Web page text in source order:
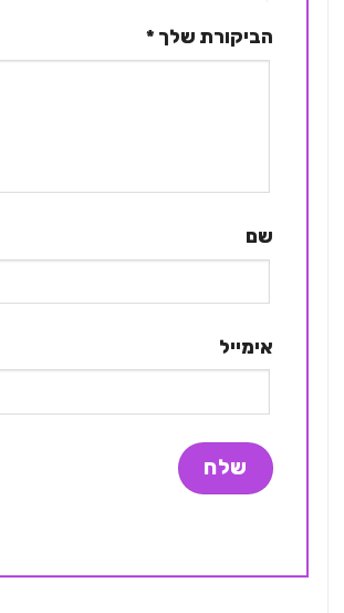
הביקורת שלך*
שם
אימייל